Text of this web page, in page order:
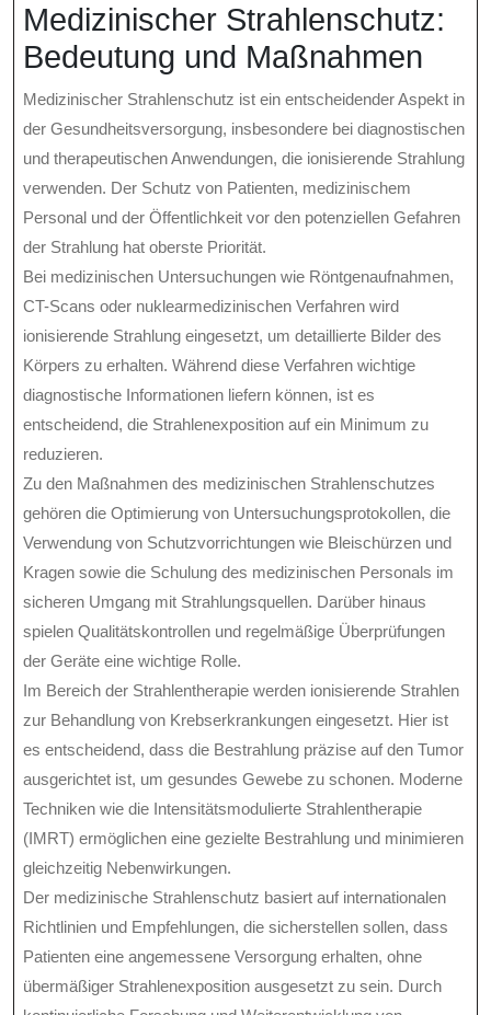
Medizinischer Strahlenschutz:
Bedeutung und Maßnahmen
Medizinischer Strahlenschutz ist ein entscheidender Aspekt in
der Gesundheitsversorgung, insbesondere bei diagnostischen
und therapeutischen Anwendungen, die ionisierende Strahlung
verwenden. Der Schutz von Patienten, medizinischem
Personal und der Öffentlichkeit vor den potenziellen Gefahren
der Strahlung hat oberste Priorität.
Bei medizinischen Untersuchungen wie Röntgenaufnahmen,
CT-Scans oder nuklearmedizinischen Verfahren wird
ionisierende Strahlung eingesetzt, um detaillierte Bilder des
Körpers zu erhalten. Während diese Verfahren wichtige
diagnostische Informationen liefern können, ist es
entscheidend, die Strahlenexposition auf ein Minimum zu
reduzieren.
Zu den Maßnahmen des medizinischen Strahlenschutzes
gehören die Optimierung von Untersuchungsprotokollen, die
Verwendung von Schutzvorrichtungen wie Bleischürzen und
Kragen sowie die Schulung des medizinischen Personals im
sicheren Umgang mit Strahlungsquellen. Darüber hinaus
spielen Qualitätskontrollen und regelmäßige Überprüfungen
der Geräte eine wichtige Rolle.
Im Bereich der Strahlentherapie werden ionisierende Strahlen
zur Behandlung von Krebserkrankungen eingesetzt. Hier ist
es entscheidend, dass die Bestrahlung präzise auf den Tumor
ausgerichtet ist, um gesundes Gewebe zu schonen. Moderne
Techniken wie die Intensitätsmodulierte Strahlentherapie
(IMRT) ermöglichen eine gezielte Bestrahlung und minimieren
gleichzeitig Nebenwirkungen.
Der medizinische Strahlenschutz basiert auf internationalen
Richtlinien und Empfehlungen, die sicherstellen sollen, dass
Patienten eine angemessene Versorgung erhalten, ohne
übermäßiger Strahlenexposition ausgesetzt zu sein. Durch